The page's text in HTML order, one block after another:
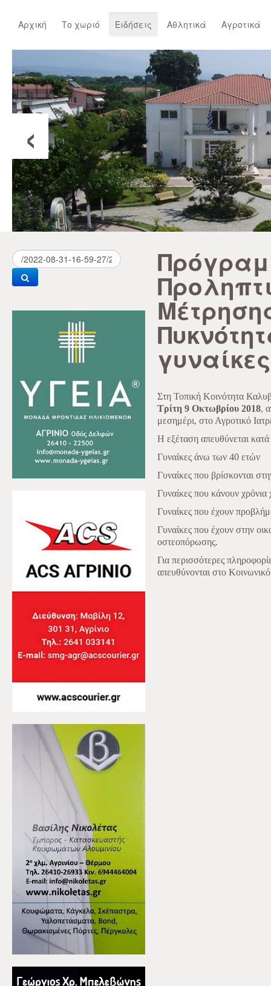
Αρχική Το χωριό Ειδήσεις Αθλητικά Αγροτικά
‹
γυναίκες
Στη Τοπική Κοινότητα
Τρίτη 9 Οκτωβρίου 2018,
μεσημέρι, στο Αγροτικό
Η εξέταση απευθύνεται
Γυναίκες άνω των 40 ετών
Γυναίκες που βρίσκονται
Γυναίκες που κάνουν
Γυναίκες που έχουν
Γυναίκες που έχουν στην
οστεοπόρωσης.
Για περισσότερες
απευθύνονται στο